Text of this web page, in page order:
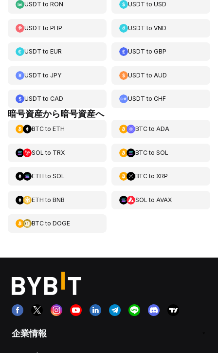
USDT to RON USDT toUSD
USDT to PHP USDT toVND
USDT to EUR USDT toGBP
USDT to JPY USDT to AUD
USDT to CAD USDT toCHF
暗号資産から暗号資産へ
BTCto ETH BTCto ADA
SOL to TRX BTCto SOL
ETH to SOL BTCto XRP
ETH to BNB SOL to AVAX
BTCto DOGE
企業情報